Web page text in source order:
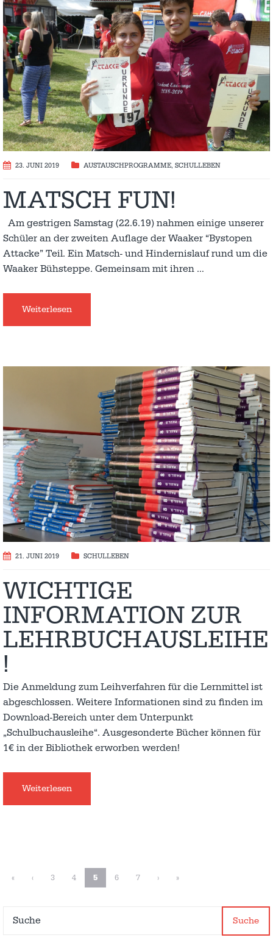
23. JUNI 2019 AUSTAUSCH­PROGRAMME, SCHULLEBEN
MATSCH FUN!
Am gestrigen Samstag (22.6.19) nahmen einige unserer
Schüler an der zweiten Auflage der Waaker “Bystopen
Attacke” Teil. Ein Matsch- und Hindernislauf rund um die
Waaker Bühsteppe. Gemeinsam mit ihren …
Weiterlesen
21. JUNI 2019 SCHULLEBEN
WICHTIGE
INFORMATION ZUR
LEHRBUCHAUSLEIHE
!
Die Anmeldung zum Leihverfahren für die Lernmittel ist
abgeschlossen. Weitere Informationen sind zu finden im
Download-Bereich unter dem Unterpunkt
„Schulbuchausleihe“. Ausgesonderte Bücher können für
1€ in der Bibliothek erworben werden!
Weiterlesen
« ‹ 3 4 5 6 7 › »
Suche